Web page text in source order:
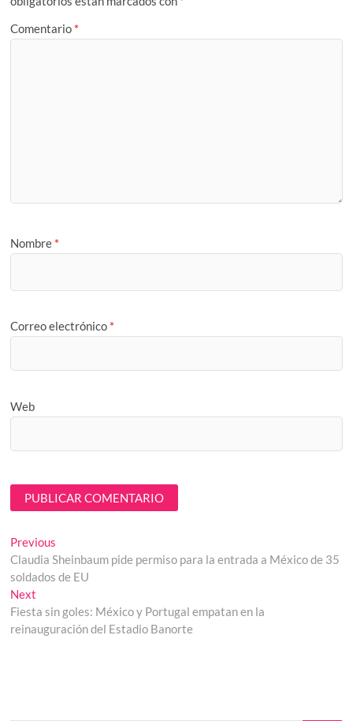
Comentario *
Nombre *
Correo electrónico *
Web
Navegación
de
entradas
Previous
post:
Claudia Sheinbaum pide permiso para la entrada a México de 35
soldados de EU
Next
post:
Fiesta sin goles: México y Portugal empatan en la
reinauguración del Estadio Banorte